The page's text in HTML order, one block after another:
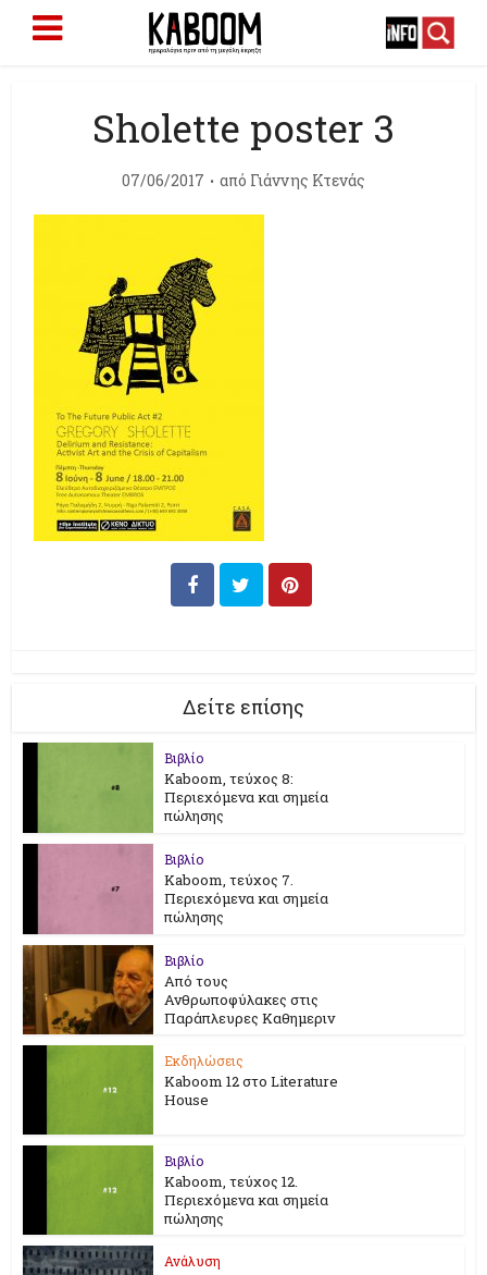
Sholette poster 3
07/06/2017 από Γιάννης Κτενάς
Δείτε επίσης
Βιβλίο
Kaboom, τεύχος 8:
Περιεχόμενα και σημεία
πώλησης
Βιβλίο
Kaboom, τεύχος 7.
Περιεχόμενα και σημεία
πώλησης
Βιβλίο
Από τους
Ανθρωποφύλακες στις
Παράπλευρες Καθημεριν
Εκδηλώσεις
Kaboom 12 στο Literature
House
Βιβλίο
Kaboom, τεύχος 12.
Περιεχόμενα και σημεία
πώλησης
Ανάλυση